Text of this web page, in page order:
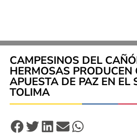
CAMPESINOS DEL
HERMOSAS PRODUCEN
APUESTA DE PAZ EN EL
TOLIMA